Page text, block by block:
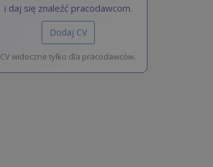
i daj się znaleźć pracodawcom.
Dodaj CV
CV widoczne tylko dla pracodawców.